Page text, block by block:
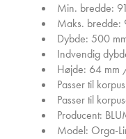
Min. bredde:
Maks.
Dybde: 500
Indvendig
Højde: 64 mm
Passer til
Passer til
Producent:
Model: Orga-